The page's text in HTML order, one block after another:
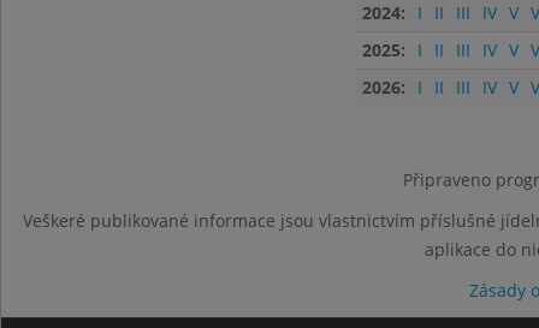
2024:
I II III IV V
2025:
I II III IV V
2026:
I II III IV V
Připraveno
Veškeré publikované informace jsou vlastnictvím příslušné
aplikace do
Zásady